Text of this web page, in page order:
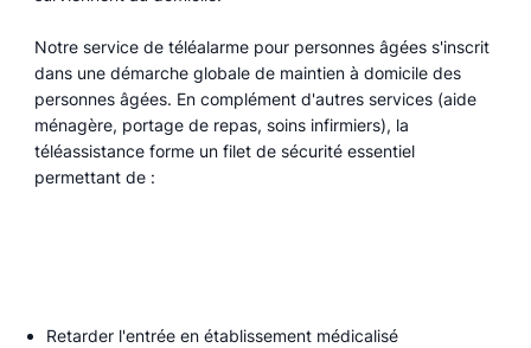
Notre service de téléalarme pour personnes âgées s'inscrit
dans une démarche globale de maintien à domicile des
personnes âgées. En complément d'autres services (aide
ménagère, portage de repas, soins infirmiers), la
téléassistance forme un filet de sécurité essentiel
permettant de :
Retarder l'entrée en établissement médicalisé